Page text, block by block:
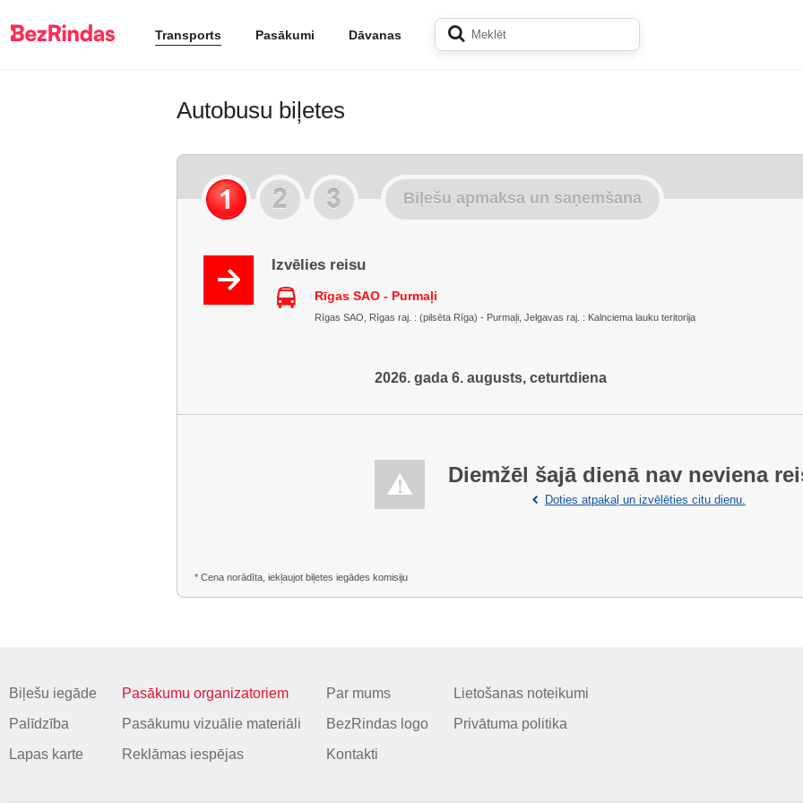
Transports Pasākumi Dāvanas
Autobusu biļetes
Biļešu apmaksa un saņemšana
Izvēlies reisu
Rīgas SAO - Purmaļi
Rīgas SAO, Rīgas raj. : (pilsēta Rīga) - Purmaļi, Jelgavas raj. : Kalnciema lauku teritorija
2026. gada 6. augusts, ceturtdiena
Diemžēl šajā dienā nav neviena
Doties atpakaļ un izvēlēties citu dienu.
* Cena norādīta, iekļaujot biļetes iegādes komisiju
Biļešu iegāde
Palīdzība
Lapas karte
Pasākumu organizatoriem
Pasākumu vizuālie materiāli
Reklāmas iespējas
Par mums
BezRindas logo
Kontakti
Lietošanas noteikumi
Privātuma politika